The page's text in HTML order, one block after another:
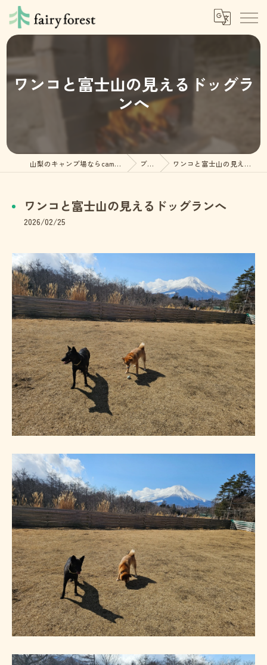
ワンコと富士山の見えるドッグラ
ンへ
山梨のキャンプ場ならcampsite fairy forest ブログ ワンコと富士山の見えるドッグランへ
ワンコと富士山の見えるドッグランへ
2026/02/25